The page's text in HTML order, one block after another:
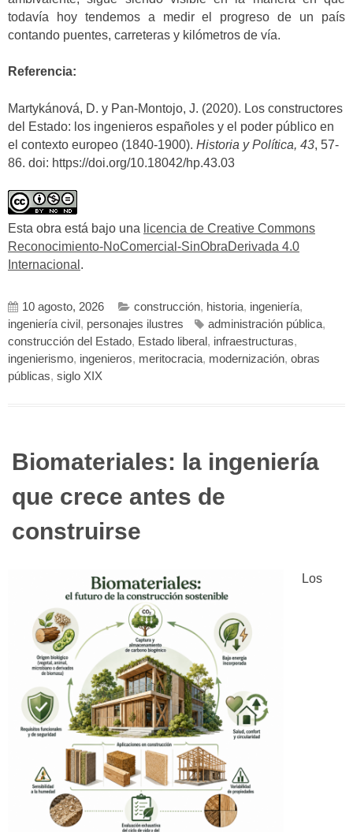
todavía hoy tendemos a medir el progreso de un país
contando puentes, carreteras y kilómetros de vía.
Referencia:
Martykánová, D. y Pan-Montojo, J. (2020). Los constructores
del Estado: los ingenieros españoles y el poder público en
el contexto europeo (1840-1900). Historia y Política, 43, 57-
86. doi: https://doi.org/10.18042/hp.43.03
Esta obra está bajo una licencia de Creative Commons
Reconocimiento-NoComercial-SinObraDerivada 4.0
Internacional .
10 agosto, 2026 construcción, historia, ingeniería,
ingeniería civil , personajes ilustres administración pública,
construcción del Estado, Estado liberal , infraestructuras,
ingenierismo, ingenieros, meritocracia, modernización, obras
públicas, siglo XIX
Biomateriales: la ingeniería
que crece antes de
construirse
Los